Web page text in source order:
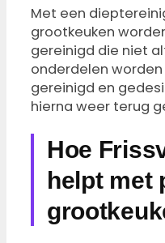
Met een
grootkeuken
gereinigd die niet
onderdelen
gereinigd en
hierna weer terug
Hoe
helpt met